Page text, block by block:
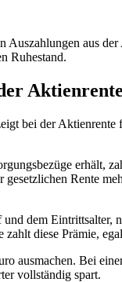
Auszahlungen aus
Ruhestand.
Aktienrente
bei der
erhält,
Rente
dem Eintrittsalter,
diese Prämie,
ausmachen. Bei
vollständig spart.